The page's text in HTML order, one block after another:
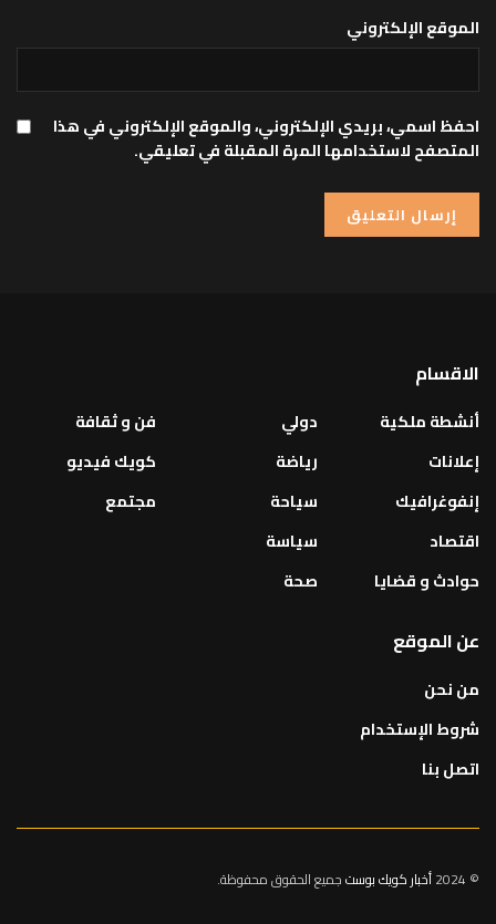
الموقع الإلكتروني
احفظ اسمي، بريدي الإلكتروني، والموقع الإلكتروني في هذا
المتصفح لاستخدامها المرة المقبلة في تعليقي.
الاقسام
أنشطة ملكية
إعلانات
إنفوغرافيك
اقتصاد
حوادث و قضايا
دولي
رياضة
سياحة
سياسة
صحة
فن و ثقافة
كويك فيديو
مجتمع
عن الموقع
من نحن
شروط الإستخدام
اتصل بنا
© 2024 أخبار كويك بوستجميع الحقوق محفوظة.